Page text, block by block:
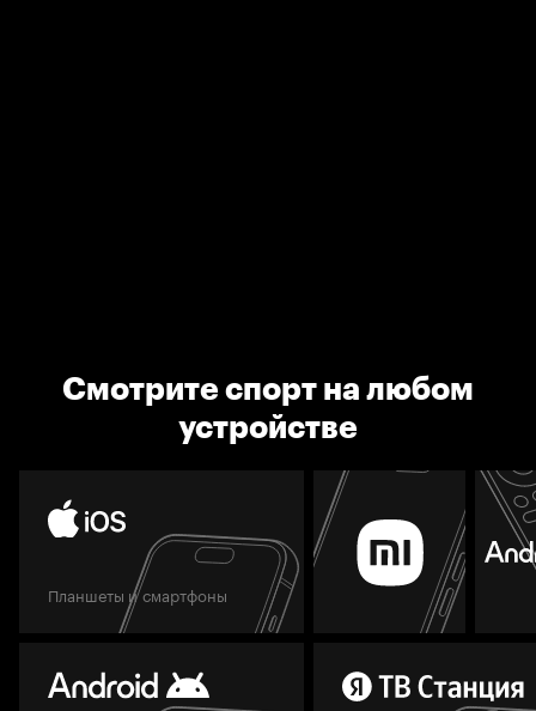
Смотрите спорт на любом
устройстве
Планшеты и смартфоны